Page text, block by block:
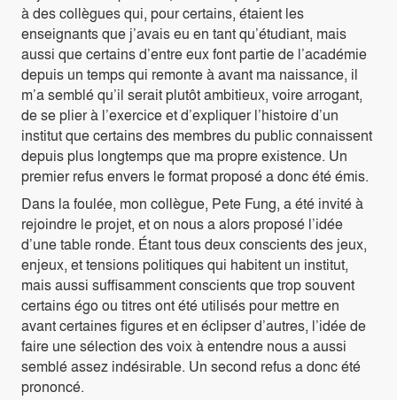
à des collègues qui, pour certains, étaient les
enseignants que j’avais eu en tant qu’étudiant, mais
aussi que certains d’entre eux font partie de l’académie
depuis un temps qui remonte à avant ma naissance, il
m’a semblé qu’il serait plutôt ambitieux, voire arrogant,
de se plier à l’exercice et d’expliquer l’histoire d’un
institut que certains des membres du public connaissent
depuis plus longtemps que ma propre existence. Un
premier refus envers le format proposé a donc été émis.
Dans la foulée, mon collègue, Pete Fung, a été invité à
rejoindre le projet, et on nous a alors proposé l’idée
d’une table ronde. Étant tous deux conscients des jeux,
enjeux, et tensions politiques qui habitent un institut,
mais aussi suffisamment conscients que trop souvent
certains égo ou titres ont été utilisés pour mettre en
avant certaines figures et en éclipser d’autres, l’idée de
faire une sélection des voix à entendre nous a aussi
semblé assez indésirable. Un second refus a donc été
prononcé.